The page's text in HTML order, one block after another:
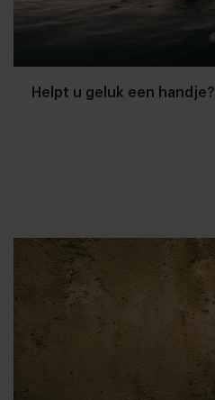
Helpt u geluk een handje?